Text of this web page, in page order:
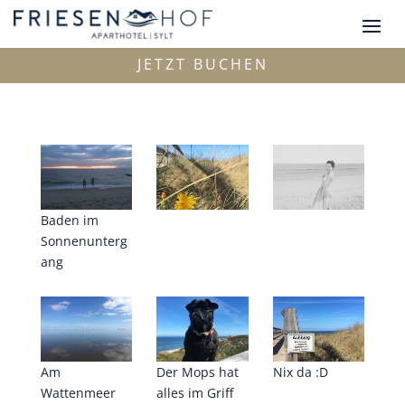
JETZT BUCHEN
Baden im
Sonnenunterg
ang
Am
Wattenmeer
Der Mops hat
alles im Griff
Nix da :D